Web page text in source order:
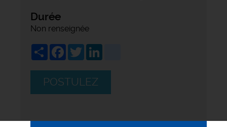
Durée
Non renseignée
ShareFacebook
Twitter
POSTULEZ